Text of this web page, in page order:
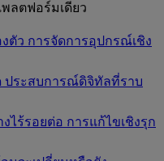
ลตฟอร์มเดียว
ตัว การจัดการอุปกรณ์เชิง
ประสบการณ์ดิจิทัลที่ราบ
ไร้รอยต่อ การแก้ไขเชิงรุก